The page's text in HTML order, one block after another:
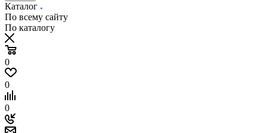
Каталог
По всему сайту
По каталогу
0
0
0